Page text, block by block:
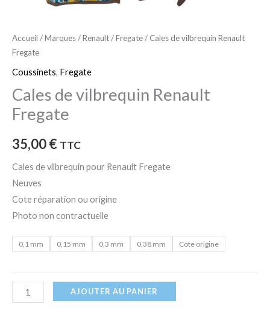
Accueil /Marques/Renault/Fregate/ Cales de vilbrequin Renault
Fregate
Coussinets, Fregate
Cales de vilbrequin Renault
Fregate
35,00€ TTC
Cales de vilbrequin pour Renault Fregate
Neuves
Cote réparation ou origine
Photo non contractuelle
0,1 mm 0,15 mm 0,3 mm 0,38 mm Cote origine
AJOUTER AU PANIER